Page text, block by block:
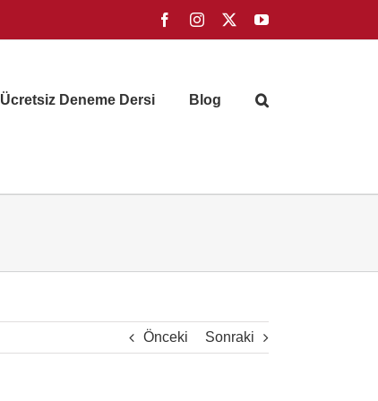
FacebookInstagram YouTube
Ücretsiz Deneme Dersi Blog
Önceki Sonraki